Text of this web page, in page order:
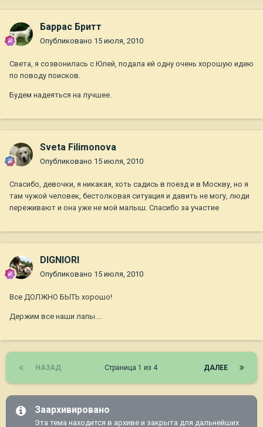
Баррас Бритт
Опубликовано 15 июля, 2010
Света, я созвонилась с Юлей, подала ей одну очень хорошую идею
по поводу поисков.
Будем надеяться на лучшее.
Sveta Filimonova
Опубликовано 15 июля, 2010
Спасибо, девочки, я никакая, хоть садись в поезд и в Москву, но я
там чужой человек, бестолковая ситуация и давить не могу, люди
переживают и она уже не мой малыш. Спасибо за участие
DIGNIORI
Опубликовано 15 июля, 2010
Все ДОЛЖНО БЫТЬ хорошо!
Держим все наши лапы....
НАЗАД ДАЛЕЕ
Страница 1 из 4
Заархивировано
Эта тема находится в архиве и закрыта для дальнейших